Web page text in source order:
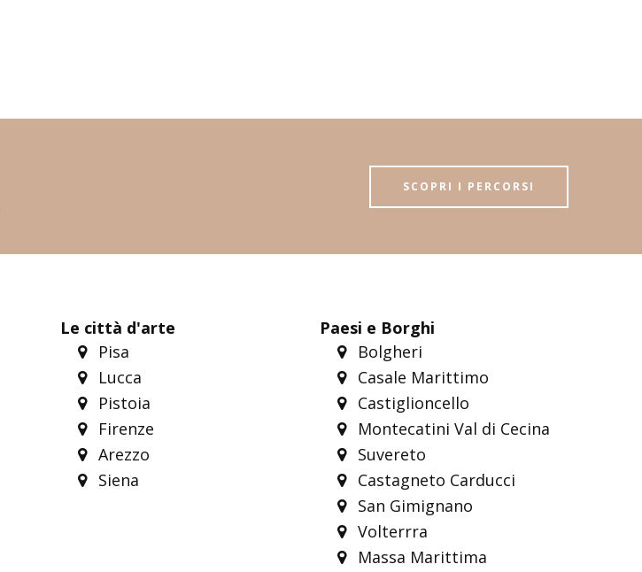
SCOPRI I PERCORSI
Le città d'arte
Pisa
Lucca
Pistoia
Firenze
Arezzo
Siena
Paesi e Borghi
Bolgheri
Casale Marittimo
Castiglioncello
Montecatini Val di Cecina
Suvereto
Castagneto Carducci
San Gimignano
Volterrra
Massa Marittima